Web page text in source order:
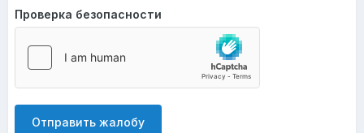
Проверка безопасности
Отправить жалобу